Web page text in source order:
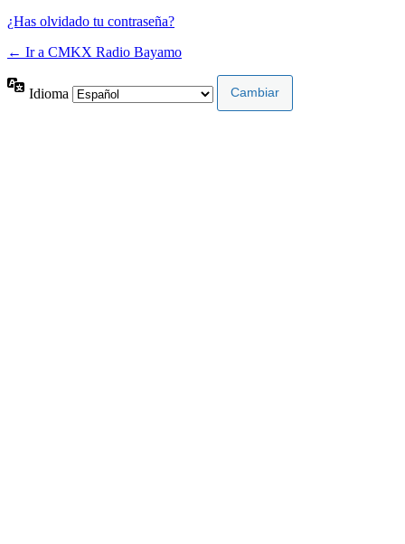
¿Has olvidado tu contraseña?
← Ir a CMKX Radio Bayamo
Idioma